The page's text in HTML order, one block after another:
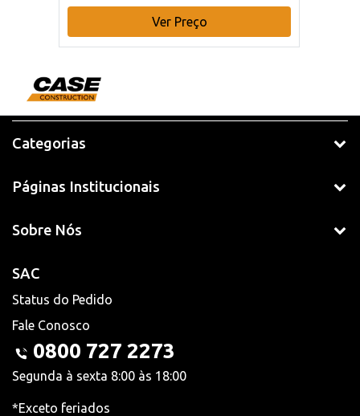
Ver Preço
Categorias
Páginas Institucionais
Sobre Nós
SAC
Status do Pedido
Fale Conosco
0800 727 2273
Segunda à sexta 8:00 às 18:00
*Exceto feriados